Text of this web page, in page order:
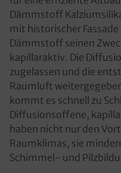
Dämmstoff
mit historischer
Dämmstoff seinen
kapillaraktiv. Die
zugelassen und die
Raumluft
kommt es schnell zu
Diffusionsoffene,
haben nicht nur den
Raumklimas, sie
Schimmel- und